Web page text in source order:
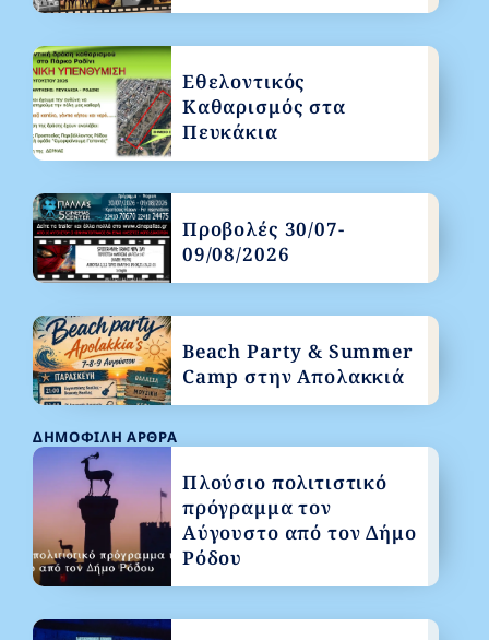
ΔΗΜΟΦΙΛΉ ΆΡΘΡΑ
Πλούσιο πολιτιστικό
πρόγραμμα τον
Αύγουστο από τον Δήμο
Ρόδου
Εθελοντικός
Καθαρισμός στα
Πευκάκια
Προβολές 30/07-
09/08/2026
Beach Party & Summer
Camp στην Απολακκιά